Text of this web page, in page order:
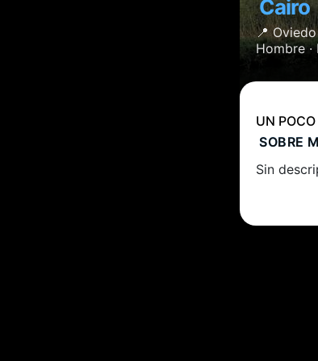
📍 Oviedo
Hombre ·
UN
SOBRE
Sin